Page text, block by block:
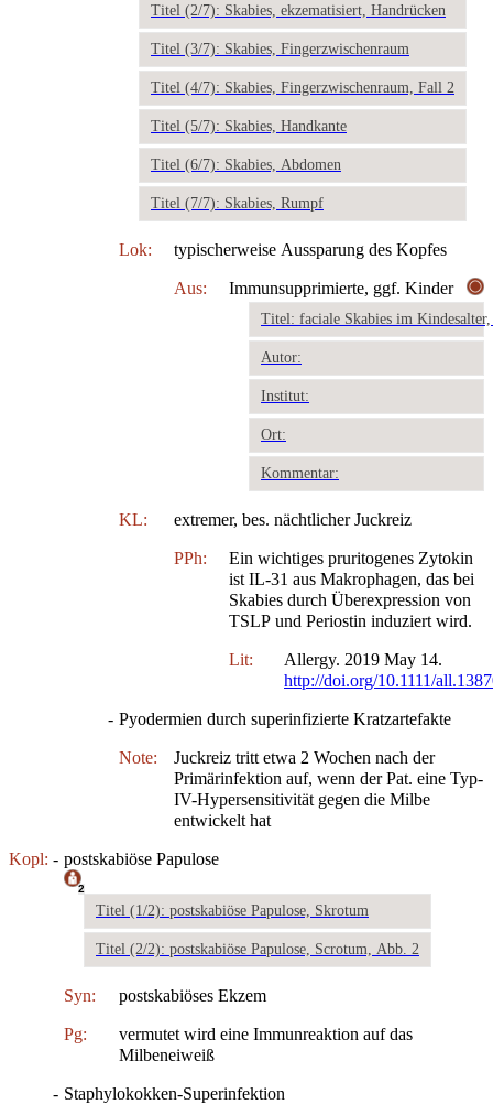
Titel (2/7): Skabies, ekzematisiert, Handrücken
Titel (3/7): Skabies, Fingerzwischenraum
Titel (4/7): Skabies, Fingerzwischenraum, Fall 2
Titel (5/7): Skabies, Handkante
Titel (6/7): Skabies, Abdomen
Titel (7/7): Skabies, Rumpf
Lok: typischerweise Aussparung des Kopfes
Aus: Immunsupprimierte, ggf. Kinder
Titel: faciale Skabies im
Autor:
Institut:
Ort:
Kommentar:
KL: extremer, bes. nächtlicher Juckreiz
PPh:
Ein wichtiges pruritogenes Zytokin
ist IL-31 aus Makrophagen, das bei
Skabies durch Überexpression von
TSLP und Periostin induziert wird.
Lit:
Allergy. 2019 May 14.
http://doi.org/10.1111/
- Pyodermien durch superinfizierte Kratzartefakte
Note:
Juckreiz tritt etwa 2 Wochen nach der
Primärinfektion auf, wenn der Pat. eine Typ-
IV-Hypersensitivität gegen die Milbe
entwickelt hat
Kopl: - postskabiöse Papulose
2
Titel (1/2): postskabiöse Papulose, Skrotum
Titel (2/2): postskabiöse Papulose, Scrotum, Abb. 2
Syn: postskabiöses Ekzem
Pg:
vermutet wird eine Immunreaktion auf das
Milbeneiweiß
- Staphylokokken-Superinfektion